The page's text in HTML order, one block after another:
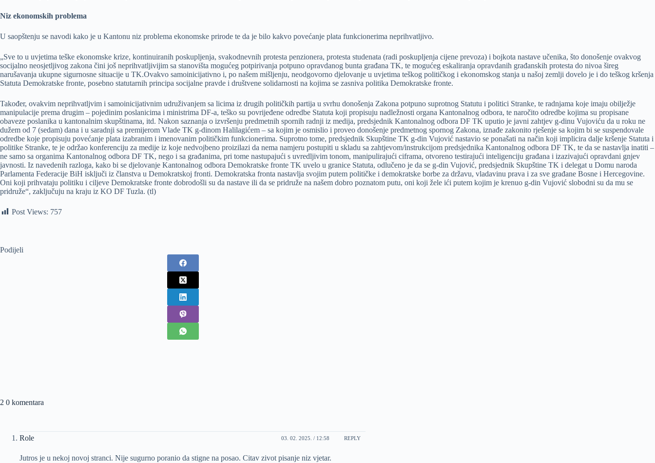
Niz ekonomskih problema
U saopštenju se navodi kako je u Kantonu niz problema ekonomske prirode te da je bilo kakvo povećanje plata funkcionerima neprihvatljivo.
„Sve to u uvjetima teške ekonomske krize, kontinuiranih poskupljenja, svakodnevnih protesta penzionera, protesta studenata (radi poskupljenja cijene prevoza) i bojkota nastave učenika, što donošenje ovakvog
socijalno neosjetljivog zakona čini još neprihvatljivijim sa stanovišta mogućeg potpirivanja potpuno opravdanog bunta građana TK, te mogućeg eskaliranja opravdanih građanskih protesta do nivoa šireg
narušavanja ukupne sigurnosne situacije u TK.Ovakvo samoinicijativno i, po našem mišljenju, neodgovorno djelovanje u uvjetima teškog političkog i ekonomskog stanja u našoj zemlji dovelo je i do teškog kršenja
Statuta Demokratske fronte, posebno statutarnih principa socijalne pravde i društvene solidarnosti na kojima se zasniva politika Demokratske fronte.
Također, ovakvim neprihvatljvim i samoinicijativnim udruživanjem sa licima iz drugih političkih partija u svrhu donošenja Zakona potpuno suprotnog Statutu i politici Stranke, te radnjama koje imaju obilježje
manipulacije prema drugim – pojedinim poslanicima i ministrima DF-a, teško su povrijeđene odredbe Statuta koji propisuju nadležnosti organa Kantonalnog odbora, te naročito odredbe kojima su propisane
obaveze poslanika u kantonalnim skupštinama, itd. Nakon saznanja o izvršenju predmetnih spornih radnji iz medija, predsjednik Kantonalnog odbora DF TK uputio je javni zahtjev g-dinu Vujoviću da u roku ne
dužem od 7 (sedam) dana i u saradnji sa premijerom Vlade TK g-dinom Halilagićem – sa kojim je osmislio i proveo donošenje predmetnog spornog Zakona, iznađe zakonito rješenje sa kojim bi se suspendovale
odredbe koje propisuju povećanje plata izabranim i imenovanim političkim funkcionerima. Suprotno tome, predsjednik Skupštine TK g-din Vujović nastavio se ponašati na način koji implicira dalje kršenje Statuta i
politike Stranke, te je održao konferenciju za medije iz koje nedvojbeno proizilazi da nema namjeru postupiti u skladu sa zahtjevom/instrukcijom predsjednika Kantonalnog odbora DF TK, te da se nastavlja inatiti –
ne samo sa organima Kantonalnog odbora DF TK, nego i sa građanima, pri tome nastupajući s uvredljivim tonom, manipulirajući ciframa, otvoreno testirajući inteligenciju građana i izazivajući opravdani gnjev
javnosti. Iz navedenih razloga, kako bi se djelovanje Kantonalnog odbora Demokratske fronte TK uvelo u granice Statuta, odlučeno je da se g-din Vujović, predsjednik Skupštine TK i delegat u Domu naroda
Parlamenta Federacije BiH isključi iz članstva u Demokratskoj fronti. Demokratska fronta nastavlja svojim putem političke i demokratske borbe za državu, vladavinu prava i za sve građane Bosne i Hercegovine.
Oni koji prihvataju politiku i ciljeve Demokratske fronte dobrodošli su da nastave ili da se pridruže na našem dobro poznatom putu, oni koji žele ići putem kojim je krenuo g-din Vujović slobodni su da mu se
pridruže“, zaključuju na kraju iz KO DF Tuzla. (tl)
Post Views: 757
Podijeli
2 0 komentara
Role 03. 02. 2025. / 12:58 REPLY
Jutros je u nekoj novoj stranci. Nije sugurno poranio da stigne na posao. Citav zivot pisanje niz vjetar.